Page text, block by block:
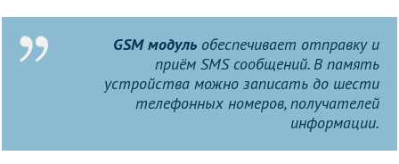
GSM модульобеспечивает отправку и
приём SMS сообщений. В память
устройства можно записать до шести
телефонных номеров, получателей
информации.